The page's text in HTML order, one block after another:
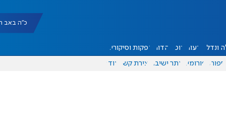
כ"ה באב תשפ"ו
ונדל"ן דעות אוכל יהדות הפקות וסיקורים
ספורט פורומים אתר ישיבה יצירת קשר עוד